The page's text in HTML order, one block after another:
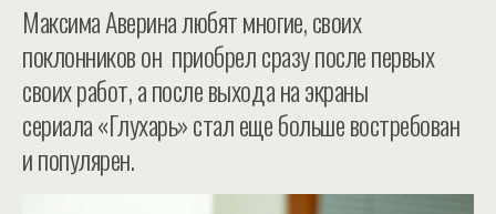
Максима Аверина любят многие, своих
поклонников он приобрел сразу после первых
своих работ, а после выхода на экраны
сериала «Глухарь» стал еще больше востребован
и популярен.